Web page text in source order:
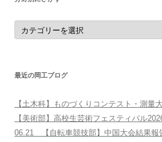
分
野
別
す
最近の岡工ブログ
【土木科】ものづくりコンテスト・測
【美術部】高校生芸術フェスティバル
06.21 【自転車競技部】中国大会結果報